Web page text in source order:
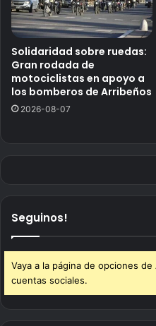
Solidaridad sobre ruedas:
Gran rodada de
motociclistas en apoyo a
los bomberos de Arribeños
2026-08-07
Seguinos!
Vaya a la página de opciones
cuentas sociales.